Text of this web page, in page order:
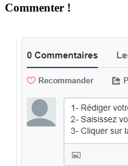
Commenter !